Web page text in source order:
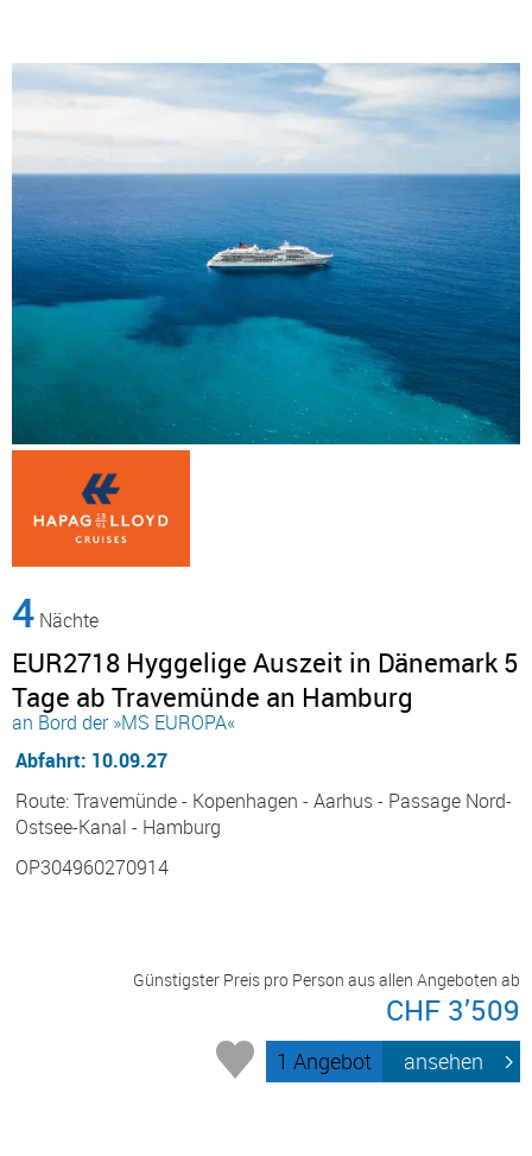
4 Nächte
EUR2718 Hyggelige Auszeit in Dänemark 5
Tage ab Travemünde an Hamburg
an Bord der »MS EUROPA«
Abfahrt: 10.09.27
Route: Travemünde - Kopenhagen - Aarhus - Passage Nord-
Ostsee-Kanal - Hamburg
OP304960270914
Günstigster Preis pro Person aus allen Angeboten ab
CHF 3’509
1 Angebot ansehen